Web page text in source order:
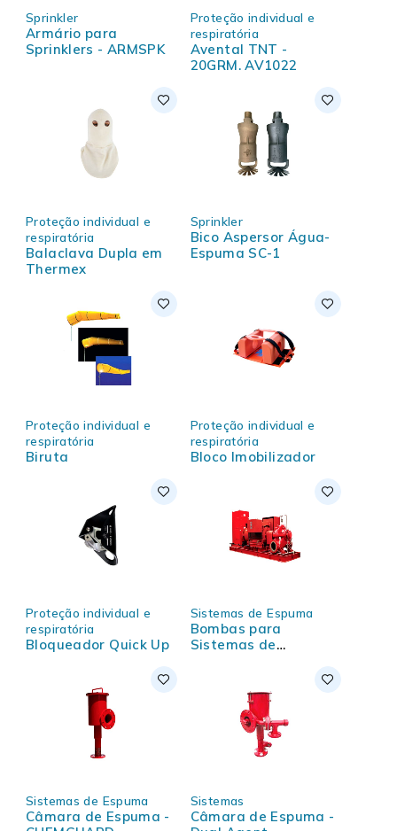
Sprinkler
Armário para
Sprinklers - ARMSPK
Proteção individual e
respiratória
Avental TNT -
20GRM. AV1022
Proteção individual e
respiratória
Balaclava Dupla em
Thermex
Sprinkler
Bico Aspersor Água-
Espuma SC-1
Proteção individual e
respiratória
Biruta
Proteção individual e
respiratória
Bloco Imobilizador
Proteção individual e
respiratória
Bloqueador Quick Up
Sistemas de Espuma
Bombas para
Sistemas de
Sistemas de Espuma
Câmara de Espuma -
Sistemas
Câmara de Espuma -